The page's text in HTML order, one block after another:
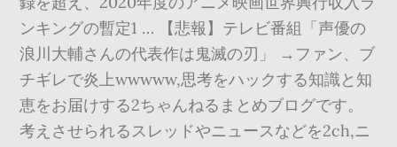
ンキングの暫定1 … 【悲報】テレビ番組「声優の
浪川大輔さんの代表作は鬼滅の刃」 →ファン、ブ
チギレで炎上wwwww,思考をハックする知識と知
恵をお届けする2ちゃんねるまとめブログです。
考えさせられるスレッドやニュースなどを2ch,ニ